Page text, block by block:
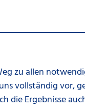
zu allen
vollständig vor,
die Ergebnisse